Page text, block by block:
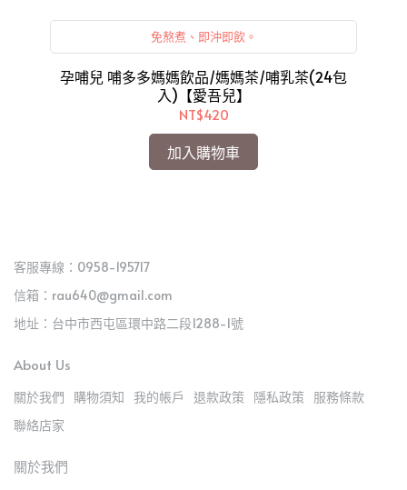
免熬煮、即沖即飲。
孕哺兒 哺多多媽媽飲品/媽媽茶/哺乳茶(24包
入)【愛吾兒】
NT$420
加入購物車
客服專線：0958-195717
信箱：rau640@gmail.com
地址：台中市西屯區環中路二段1288-1號
About Us
關於我們 購物須知 我的帳戶 退款政策 隱私政策 服務條款
聯絡店家
關於我們